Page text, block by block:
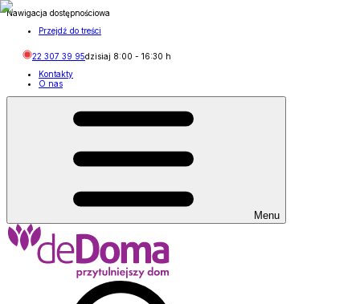
Nawigacja dostępnościowa
Przejdź do treści
22 307 39 95dzisiaj 8:00 - 16:30 h
Kontakty
O nas
Menu